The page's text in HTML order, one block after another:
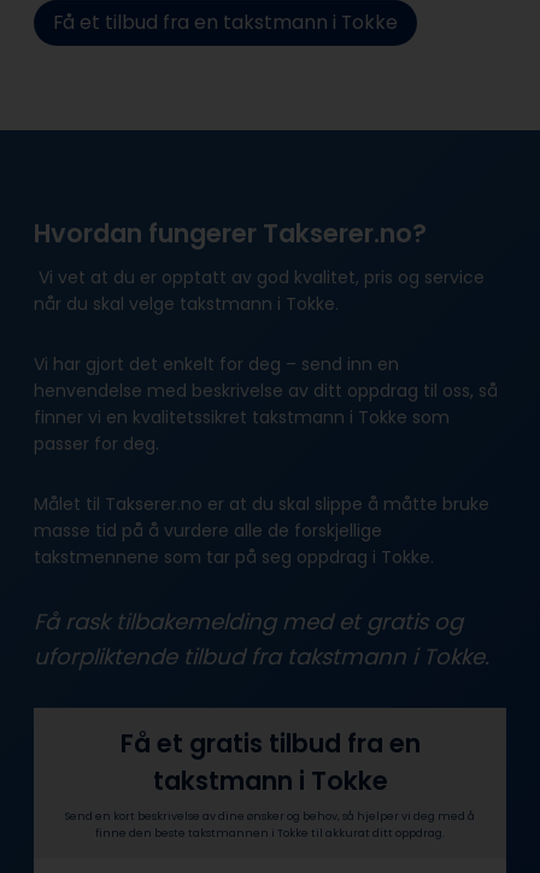
Få et tilbud fra en takstmann i Tokke
Hvordan fungerer Takserer.no?
Vi vet at du er opptatt av god kvalitet, pris og service
når du skal velge takstmann i Tokke.
Vi har gjort det enkelt for deg – send inn en
henvendelse med beskrivelse av ditt oppdrag til oss, så
finner vi en kvalitetssikret takstmann i Tokke som
passer for deg.
Målet til Takserer.no er at du skal slippe å måtte bruke
masse tid på å vurdere alle de forskjellige
takstmennene som tar på seg oppdrag i Tokke.
Få rask tilbakemelding med et gratis og
uforpliktende tilbud fra takstmann i Tokke.
Få et gratis tilbud fra en
takstmann i Tokke
Send en kort beskrivelse av dine ønsker og behov, så hjelper vi deg med å
finne den beste takstmannen i Tokke til akkurat ditt oppdrag.